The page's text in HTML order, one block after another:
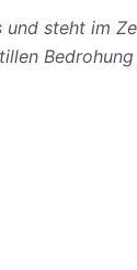
steht im